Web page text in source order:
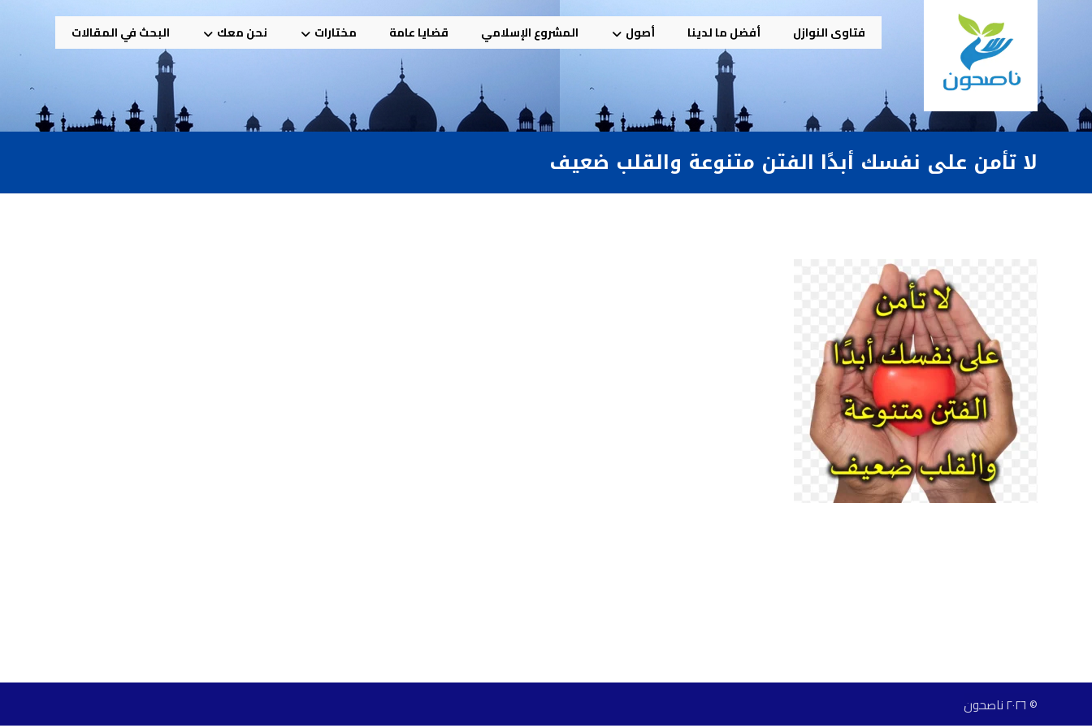
فتاوى النوازل أفضل ما لدينا أصول المشروع الإسلامي قضايا عامة مختارات نحن معك البحث في المقالات
لا تأمن على نفسك أبدًا الفتن متنوعة والقلب ضعيف
© ٢٠٢٦ ناصحون